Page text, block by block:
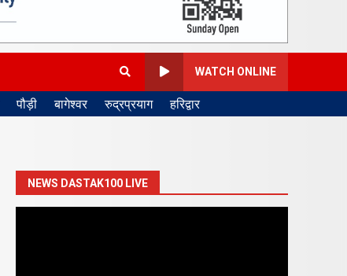
WATCH ONLINE
पौड़ी बागेश्वर रुद्रप्रयाग हरिद्वार
NEWS DASTAK100 LIVE